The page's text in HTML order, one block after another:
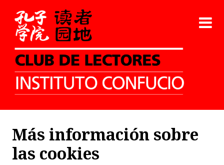
Más información sobre
las cookies